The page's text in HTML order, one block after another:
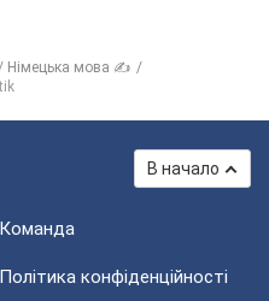
Німецька мова ✍
В начало
Команда
Політика конфіденційності